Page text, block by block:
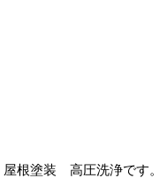
屋根塗装 高圧洗浄です。